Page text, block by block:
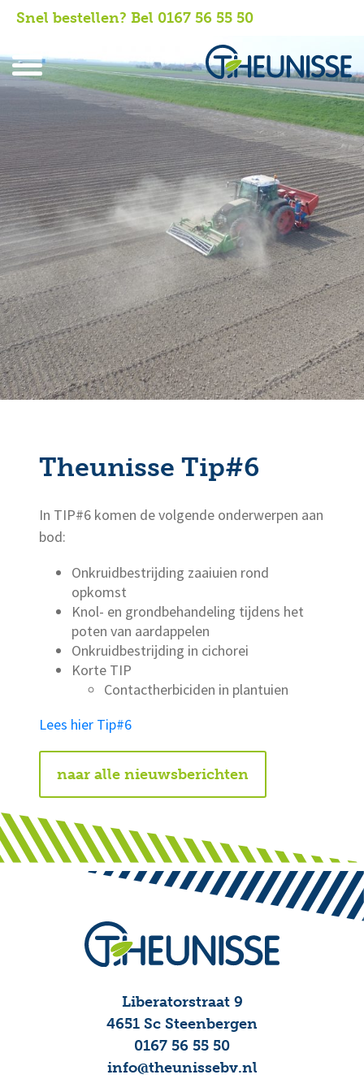
Snel bestellen? Bel 0167 56 55 50
Theunisse Tip#6
In TIP#6 komen de volgende onderwerpen aan
bod:
Onkruidbestrijding zaaiuien rond
opkomst
Knol- en grondbehandeling tijdens het
poten van aardappelen
Onkruidbestrijding in cichorei
Korte TIP
Contactherbiciden in plantuien
Lees hier Tip#6
naar alle nieuwsberichten
Liberatorstraat 9
4651 Sc Steenbergen
0167 56 55 50
info@theunissebv.nl